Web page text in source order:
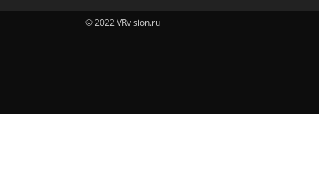
© 2022 VRvision.ru